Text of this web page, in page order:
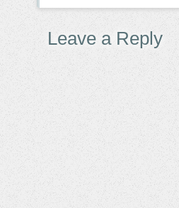
Leave a Reply